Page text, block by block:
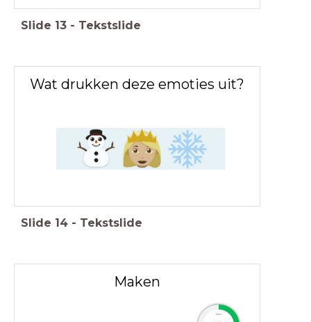
Slide 13 - Tekstslide
Wat drukken deze emoties uit?
Slide 14 - Tekstslide
Maken
timer